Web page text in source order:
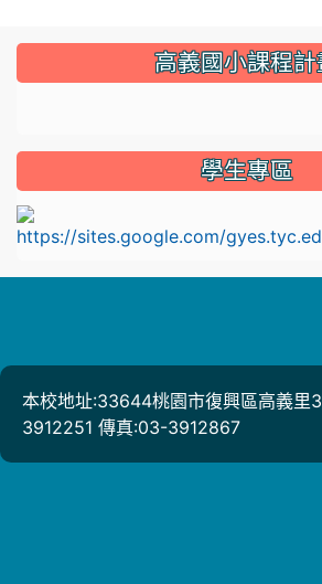
::: 高義國小課程計
學生專區
本校地址:33644桃園市復興區高義里
3912251 傳真:03-3912867